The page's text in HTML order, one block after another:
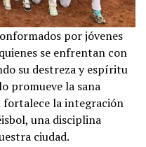
por jóvenes
se enfrentan con
su destreza y espíritu
promueve la sana
fortalece la integración
una disciplina
ciudad.